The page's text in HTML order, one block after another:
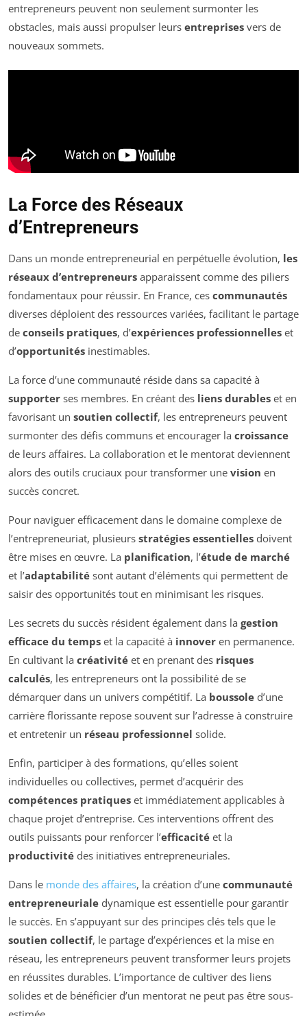
entrepreneurs peuvent non seulement surmonter les
obstacles, mais aussi propulser leurs entreprises vers de
nouveaux sommets.
La Force des Réseaux
d’Entrepreneurs
Dans un monde entrepreneurial en perpétuelle évolution, les
réseaux d’entrepreneurs apparaissent comme des piliers
fondamentaux pour réussir. En France, ces communautés
diverses déploient des ressources variées, facilitant le partage
de conseils pratiques, d’expériences professionnelles et
d’opportunités inestimables.
La force d’une communauté réside dans sa capacité à
supporter ses membres. En créant des liens durables et en
favorisant un soutien collectif, les entrepreneurs peuvent
surmonter des défis communs et encourager la croissance
de leurs affaires. La collaboration et le mentorat deviennent
alors des outils cruciaux pour transformer une vision en
succès concret.
Pour naviguer efficacement dans le domaine complexe de
l’entrepreneuriat, plusieurs stratégies essentielles doivent
être mises en œuvre. La planification, l’étude de marché
et l’adaptabilité sont autant d’éléments qui permettent de
saisir des opportunités tout en minimisant les risques.
Les secrets du succès résident également dans la gestion
efficace du temps et la capacité à innover en permanence.
En cultivant la créativité et en prenant des risques
calculés, les entrepreneurs ont la possibilité de se
démarquer dans un univers compétitif. La boussole d’une
carrière florissante repose souvent sur l’adresse à construire
et entretenir un réseau professionnel solide.
Enfin, participer à des formations, qu’elles soient
individuelles ou collectives, permet d’acquérir des
compétences pratiques et immédiatement applicables à
chaque projet d’entreprise. Ces interventions offrent des
outils puissants pour renforcer l’efficacité et la
productivité des initiatives entrepreneuriales.
Dans le monde des affaires, la création d’une communauté
entrepreneuriale dynamique est essentielle pour garantir
le succès. En s’appuyant sur des principes clés tels que le
soutien collectif, le partage d’expériences et la mise en
réseau, les entrepreneurs peuvent transformer leurs projets
en réussites durables. L’importance de cultiver des liens
solides et de bénéficier d’un mentorat ne peut pas être sous-